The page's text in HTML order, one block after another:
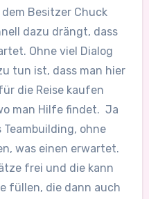
dem Besitzer Chuck
dazu drängt, dass
Ohne viel Dialog
tun ist, dass man hier
die Reise kaufen
man Hilfe findet. Ja
Teambuilding, ohne
was einen erwartet.
frei und die kann
füllen, die dann auch